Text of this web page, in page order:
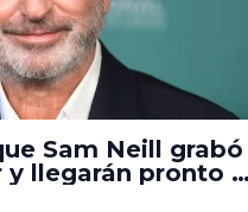
Sam Neill grabó
y llegarán pronto a